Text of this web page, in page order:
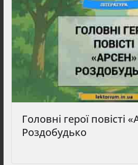
Головні герої повісті
Роздобудько